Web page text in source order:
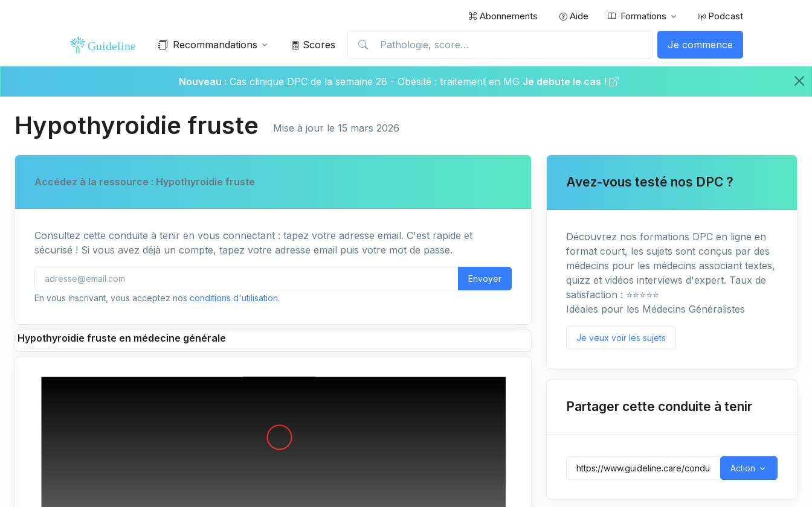
Abonnements Aide Formations Podcast
Je commence
Recommandations Scores
Nouveau : Cas clinique DPC de la semaine 28 - Obésité : traitement en MG Je débute le cas !
Hypothyroidie fruste Mise à jour le 15 mars 2026
Accédez à la ressource : Hypothyroidie fruste
Consultez cette conduite à tenir en vous connectant : tapez votre adresse email. C'est rapide et
sécurisé ! Si vous avez déjà un compte, tapez votre adresse email puis votre mot de passe.
Envoyer
En vous inscrivant, vous acceptez nos conditions d'utilisation.
Hypothyroidie fruste en médecine générale
Avez-vous testé nos DPC ?
Découvrez nos formations DPC en ligne en
format court, les sujets sont conçus par des
médecins pour les médecins associant textes,
quizz et vidéos interviews d'expert. Taux de
satisfaction : ⭐️⭐️⭐️⭐️⭐️
Idéales pour les Médecins Généralistes
Je veux voir les sujets
Partager cette conduite à tenir
Action